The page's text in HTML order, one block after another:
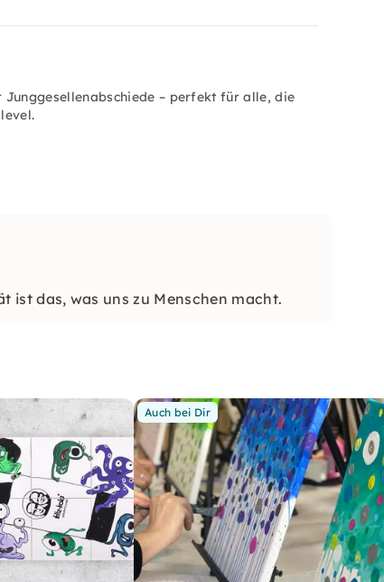
– perfekt für alle, die
ist das, was uns zu Menschen macht.
Auch bei Dir